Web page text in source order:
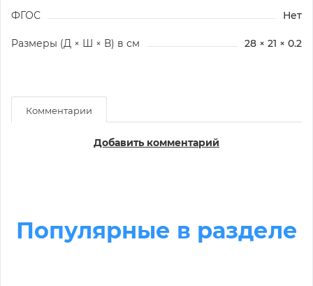
ФГОС Нет
Размеры (Д × Ш × В) в см 28 × 21 × 0.2
Комментарии
Добавить комментарий
Популярные в разделе